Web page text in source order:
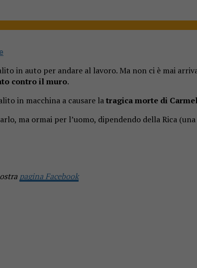
in auto per andare al lavoro. Ma non ci è mai
contro il muro.
in macchina a causare latragica morte di
ma ormai per l’uomo, dipendendo della Rica
pagina Facebook